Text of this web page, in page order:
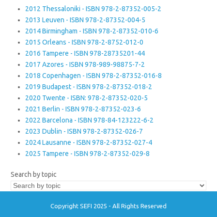
2012 Thessaloniki - ISBN 978-2-87352-005-2
2013 Leuven - ISBN 978-2-87352-004-5
2014 Birmingham - ISBN 978-2-87352-010-6
2015 Orleans - ISBN 978-2-8752-012-0
2016 Tampere - ISBN 978-28735201-44
2017 Azores - ISBN 978-989-98875-7-2
2018 Copenhagen - ISBN 978-2-87352-016-8
2019 Budapest - ISBN 978-2-87352-018-2
2020 Twente - ISBN: 978-2-87352-020-5
2021 Berlin - ISBN 978-2-87352-023-6
2022 Barcelona - ISBN 978-84-123222-6-2
2023 Dublin - ISBN 978-2-87352-026-7
2024 Lausanne - ISBN 978-2-87352-027-4
2025 Tampere - ISBN 978-2-87352-029-8
Search by topic
Copyright SEFI 2025 - All Rights Reserved